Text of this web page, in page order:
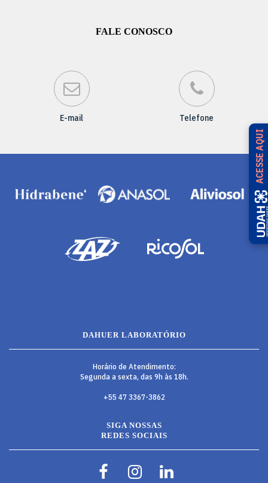
ACESSE AQUI
FALE CONOSCO
E-mail Telefone
DAHUER LABORATÓRIO
Horário de Atendimento:
Segunda a sexta, das 9h às 18h.
+55 47 3367-3862
SIGA NOSSAS
REDES SOCIAIS